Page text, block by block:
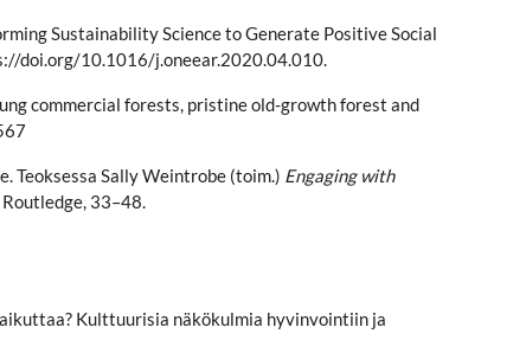
Sustainability Science to Generate Positive Social
doi.org/10.1016/j.oneear.2020.04.010.
commercial forests, pristine old-growth forest and
Teoksessa Sally Weintrobe (toim.) Engaging with
33–48.
Kulttuurisia näkökulmia hyvinvointiin ja